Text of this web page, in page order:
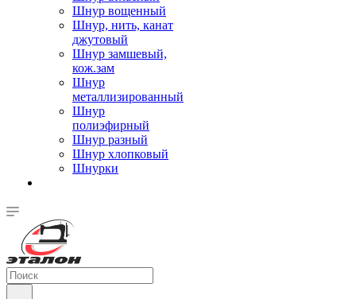
Шнур вощенный
Шнур, нить, канат
джутовый
Шнур замшевый,
кож.зам
Шнур
металлизированный
Шнур
полиэфирный
Шнур разный
Шнур хлопковый
Шнурки